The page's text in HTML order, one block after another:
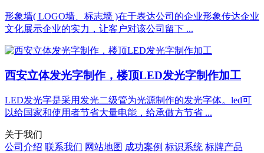
形象墙( LOGO墙、标志墙 )在于表达公司的企业形象传达企业
文化展示企业的实力，让客户对该公司留下 ...
西安立体发光字制作，楼顶LED发光字制作加工
LED发光字是采用发光二级管为光源制作的发光字体。led可
以给国家和使用者节省大量电能，给承做方节省 ...
关于我们
公司介绍 联系我们 网站地图 成功案例 标识系统 标牌产品